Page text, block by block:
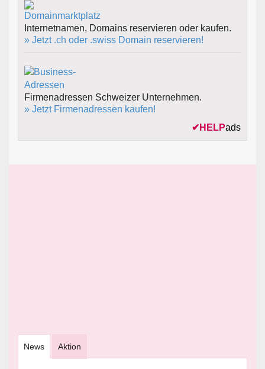
Internetnamen, Domains reservieren oder kaufen.
» Jetzt .ch oder .swiss Domain reservieren!
Firmenadressen Schweizer Unternehmen.
» Jetzt Firmenadressen kaufen!
✔ HELPads
News Aktion